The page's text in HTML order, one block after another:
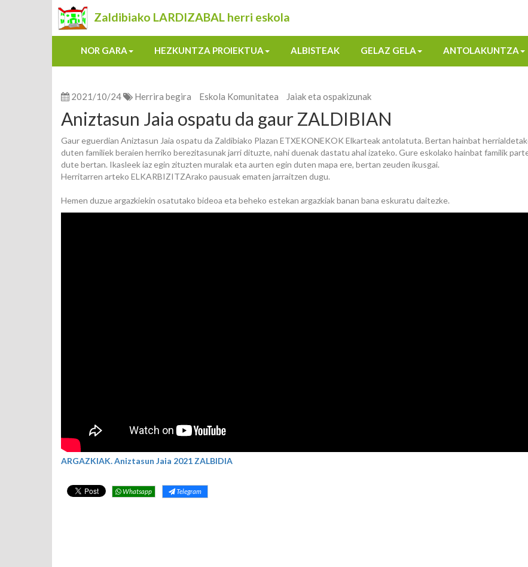
Zaldibiako LARDIZABAL herri eskola
NOR GARA HEZKUNTZA PROIEKTUA ALBISTEAK GELAZ GELA ANTOLAKUNTZA
2021/10/24 Herrira begira Eskola Komunitatea Jaiak eta ospakizunak
Aniztasun Jaia ospatu da gaur ZALDIBIAN
Gaur eguerdian Aniztasun Jaia ospatu da Zaldibiako Plazan ETXEKONEKOK Elkarteak antolatuta. Bertan hainbat
duten familiek beraien herriko berezitasunak jarri dituzte, nahi duenak dastatu ahal izateko. Gure eskolako hainbat familik
dute bertan. Ikasleek iaz egin zituzten muralak eta aurten egin duten mapa ere, bertan zeuden ikusgai.
Herritarren arteko ELKARBIZITZArako pausuak ematen jarraitzen dugu.
Hemen duzue argazkiekin osatutako bideoa eta beheko estekan argazkiak banan bana eskuratu daitezke.
ARGAZKIAK. Aniztasun Jaia 2021 ZALBIDIA
Whatsapp Telegram